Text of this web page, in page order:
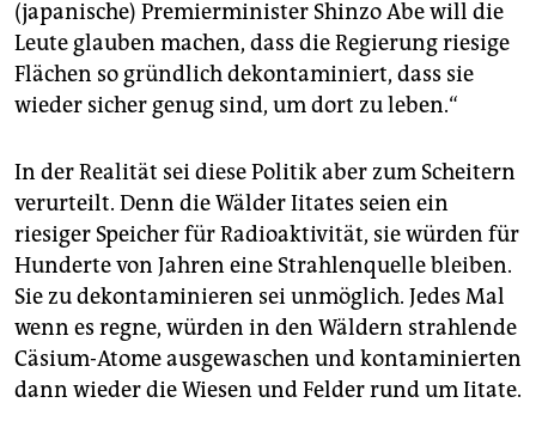
(japanische) Premierminister Shinzo Abe will die
Leute glauben machen, dass die Regierung riesige
Flächen so gründlich dekontaminiert, dass sie
wieder sicher genug sind, um dort zu leben.“
In der Realität sei diese Politik aber zum Scheitern
verurteilt. Denn die Wälder Iitates seien ein
riesiger Speicher für Radioaktivität, sie würden für
Hunderte von Jahren eine Strahlenquelle bleiben.
Sie zu dekontaminieren sei unmöglich. Jedes Mal
wenn es regne, würden in den Wäldern strahlende
Cäsium-Atome ausgewaschen und kontaminierten
dann wieder die Wiesen und Felder rund um Iitate.